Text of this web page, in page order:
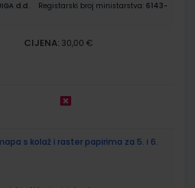
d.d. Registarski broj ministarstva: 6143-
CIJENA: 30,00 €
s kolaž i raster papirima za 5. i 6.